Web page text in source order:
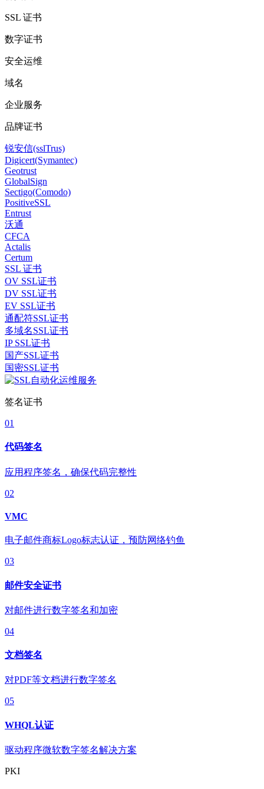
SSL 证书
数字证书
安全运维
域名
企业服务
品牌证书
锐安信(sslTrus)
Digicert(Symantec)
Geotrust
GlobalSign
Sectigo(Comodo)
PositiveSSL
Entrust
沃通
CFCA
Actalis
Certum
SSL 证书
OV SSL证书
DV SSL证书
EV SSL证书
通配符SSL证书
多域名SSL证书
IP SSL证书
国产SSL证书
国密SSL证书
签名证书
01
代码签名
应用程序签名，确保代码完整性
02
VMC
电子邮件商标Logo标志认证，预防网络钓鱼
03
邮件安全证书
对邮件进行数字签名和加密
04
文档签名
对PDF等文档进行数字签名
05
WHQL认证
驱动程序微软数字签名解决方案
PKI